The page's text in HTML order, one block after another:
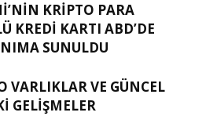
KRIPTO PARA
KREDI KARTI ABD’DE
SUNULDU
VARLIKLAR VE GÜNCEL
GELIŞMELER